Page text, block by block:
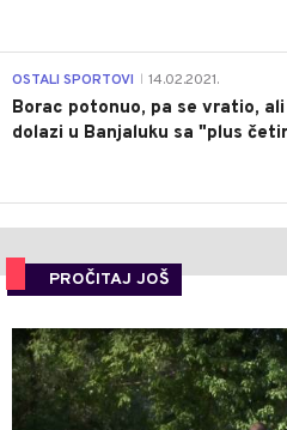
OSTALI SPORTOVI 14.02.2021.
Borac potonuo, pa se vratio, ali
dolazi u Banjaluku sa "plus
PROČITAJ JOŠ